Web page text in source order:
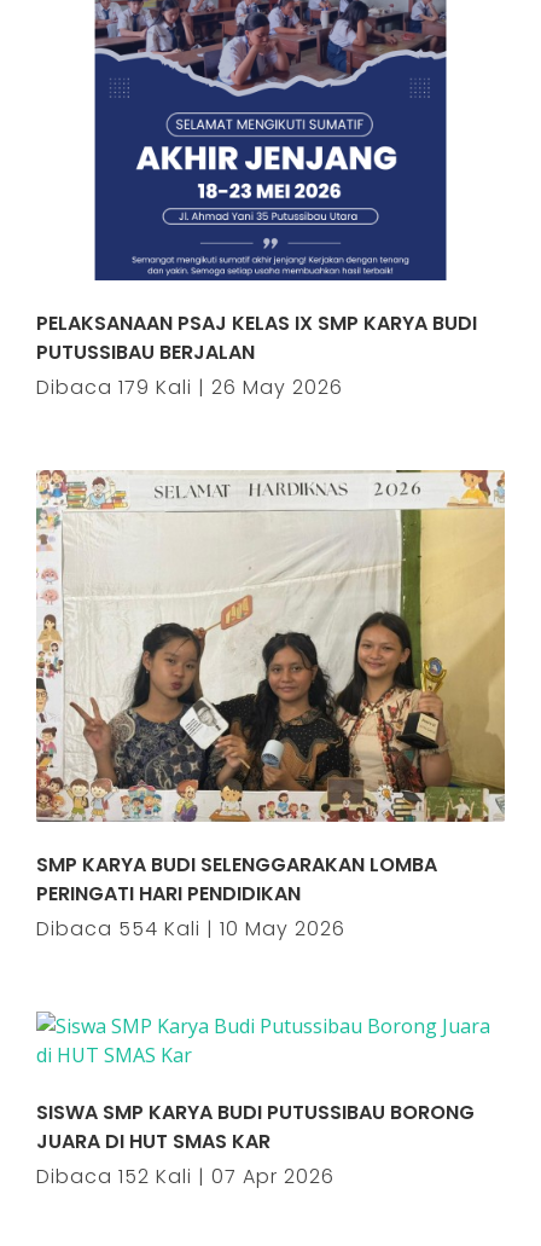
PELAKSANAAN PSAJ KELAS IX SMP KARYA BUDI
PUTUSSIBAU BERJALAN
Dibaca 179 Kali | 26 May 2026
SMP KARYA BUDI SELENGGARAKAN LOMBA
PERINGATI HARI PENDIDIKAN
Dibaca 554 Kali | 10 May 2026
SISWA SMP KARYA BUDI PUTUSSIBAU BORONG
JUARA DI HUT SMAS KAR
Dibaca 152 Kali | 07 Apr 2026